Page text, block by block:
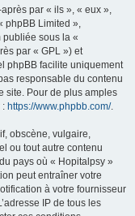
par « ils », « eux »,
phpBB Limited »,
publiée sous la «
par « GPL ») et
phpBB facilite uniquement
responsable du contenu
site. Pour de plus amples
: https://www.phpbb.com/.
obscène, vulgaire,
ou tout autre contenu
pays où « Hopitalpsy »
peut entraîner votre
à votre fournisseur
IP de tous les